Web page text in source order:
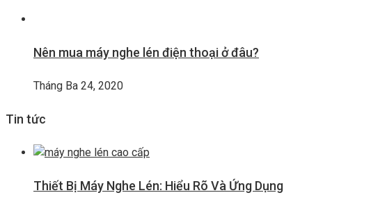
Nên mua máy nghe lén điện thoại ở đâu?
Tháng Ba 24, 2020
Tin tức
Thiết Bị Máy Nghe Lén: Hiểu Rõ Và Ứng Dụng